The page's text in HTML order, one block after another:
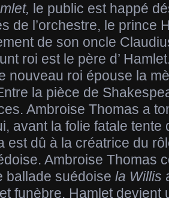
le public est happé
de l’orchestre, le prince
de son oncle
roi est le père d’
nouveau roi épouse la
la pièce de
Ambroise Thomas a
avant la folie fatale tente
est dû à la créatrice du
Ambroise Thomas
ballade suédoise la Willis
funèbre. Hamlet devient